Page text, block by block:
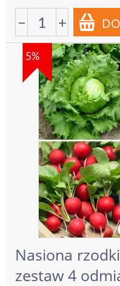
− +
5%
Nasiona
zestaw 4